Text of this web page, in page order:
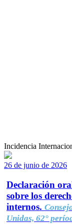
Incidencia
26 de junio de 2026
Declaración
sobre los
internos.
Unidas, 62°